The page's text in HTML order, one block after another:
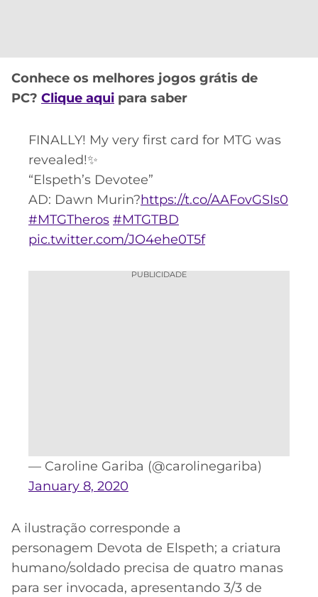
MELHORES
CASSINOS
ONLINE
INTERNACIONAL
ATLÉTICO
MG
CRUZEIRO
DOS
CAMPEÕES
Conhece os melhores jogos grátis de
PC? Clique aqui para saber
FINALLY! My very first card for MTG was
revealed!✨
“Elspeth’s Devotee”
AD: Dawn Murin?https://t.co/AAFovGSIs0
#MTGTheros #MTGTBD
pic.twitter.com/JO4ehe0T5f
PUBLICIDADE
— Caroline Gariba (@carolinegariba)
January 8, 2020
A ilustração corresponde a
personagem Devota de Elspeth; a criatura
humano/soldado precisa de quatro manas
para ser invocada, apresentando 3/3 de